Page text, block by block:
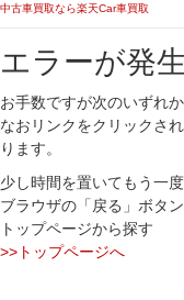
中古車買取なら楽天Car車買取
エラーが発
お手数ですが次のいずれ
なおリンクをクリックさ
ります。
少し時間を置いてもう一
ブラウザの「戻る」ボタ
トップページから探す
>>トップページへ